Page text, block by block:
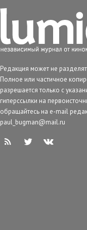
Редакция может не
Полное или частичное
разрешается только с
гиперссылки на
обращайтесь на e-mail
paul_bugman@mail.ru